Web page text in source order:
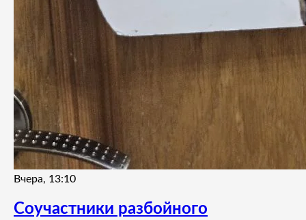
Вчера, 13:10
Соучастники разбойного